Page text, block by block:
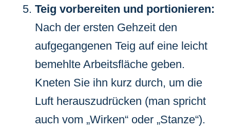
Teig vorbereiten und portionieren:
Nach der ersten Gehzeit den
aufgegangenen Teig auf eine leicht
bemehlte Arbeitsfläche geben.
Kneten Sie ihn kurz durch, um die
Luft herauszudrücken (man spricht
auch vom „Wirken“ oder „Stanze“).